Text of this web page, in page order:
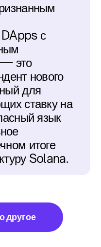
DApps с
— это
нового
для
ставку на
язык
итоге
Solana.
другое